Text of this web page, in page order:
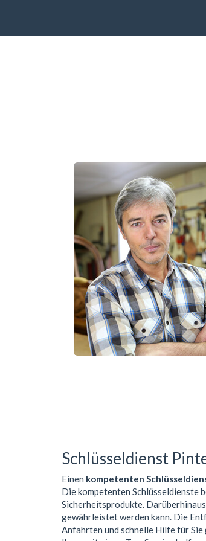
Schlüsseldienst
Einen kompetenten
Die kompetenten Schlüsseldienste
Sicherheitsprodukte.
gewährleistet werden kann. Die
Anfahrten und schnelle Hilfe für